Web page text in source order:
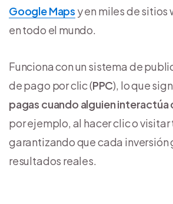
Google Maps y en miles de
en todo el mundo.
Funciona con un sistema de
de pago por clic (PPC), lo que
pagas cuando alguien interactúa
por ejemplo, al hacer clic o
garantizando que cada inversión
resultados reales.